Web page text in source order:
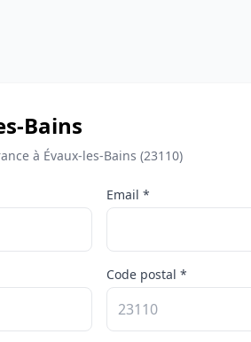
Bains
à Évaux-les-Bains (23110)
Email *
Code postal *